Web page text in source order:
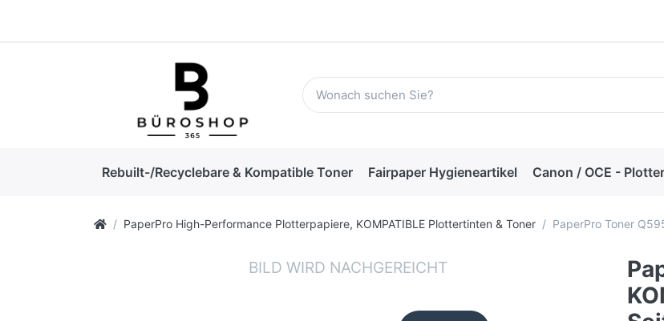
Rebuilt-/Recyclebare & Kompatible Toner Fairpaper Hygieneartikel Canon / OCE -
PaperPro High-Performance Plotterpapiere, KOMPATIBLE Plottertinten & Toner PaperPro Toner